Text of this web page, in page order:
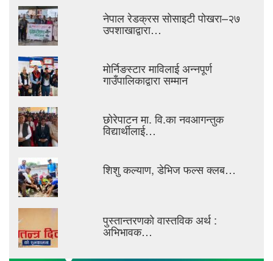
नेपाल रेडक्रस सोसाइटी पोखरा–२७
उपशाखाद्वारा…
मोर्निङस्टार माविलाई अन्नपूर्ण
गाउँपालिकाद्वारा सम्मान
छोरेपाटन मा. वि.का नवआगन्तुक
विद्यार्थीलाई…
शिशु कल्याण, डेभिज फल्स क्लब…
पुस्तान्तरणको वास्तविक अर्थ :
अभिभावक…